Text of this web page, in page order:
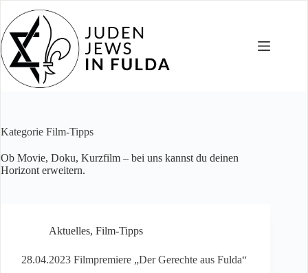
Inhalt
springen
Kategorie Film-Tipps
Ob Movie, Doku, Kurzfilm – bei uns kannst du deinen
Horizont erweitern.
Aktuelles, Film-Tipps
28.04.2023 Filmpremiere „Der Gerechte aus Fulda“